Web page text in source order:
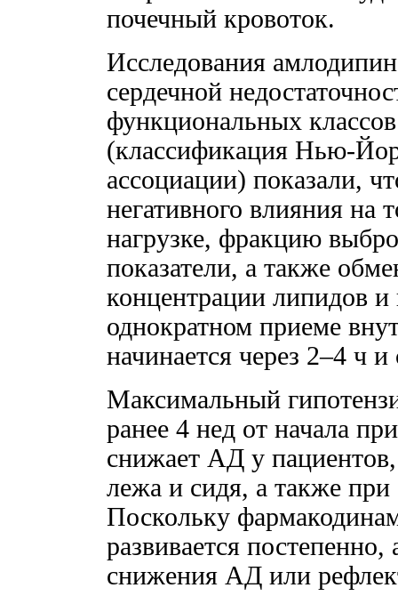
почечный кровоток.
Исследования
сердечной
функциональных
(классификация Нью-
ассоциации) показали,
негативного влияния на
нагрузке, фракцию
показатели, а также
концентрации липидов
однократном приеме
начинается через 2–4 ч
Максимальный
ранее 4 нед от начала
снижает АД у
лежа и сидя, а также при
Поскольку
развивается
снижения АД или